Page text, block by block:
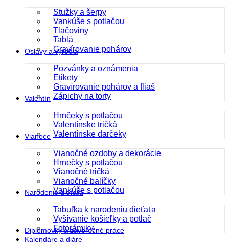
Stužky a šerpy
Vankúše s potlačou
Tlačoviny
Tablá
Gravírovanie pohárov
Oslavy a výročia
Pozvánky a oznámenia
Etikety
Gravírovanie pohárov a fliaš
Zápichy na torty
Valentín
Hrnčeky s potlačou
Valentínske tričká
Valentínske darčeky
Vianoce
Vianočné ozdoby a dekorácie
Hrnečky s potlačou
Vianočné tričká
Vianočné balíčky
Vankúše s potlačou
Narodenie dieťaťa
Tabuľka k narodeniu dieťaťa
Vyšívanie košieľky a potlač
Fotorámiky
Diplomovky a záverečné práce
Kalendáre a diáre